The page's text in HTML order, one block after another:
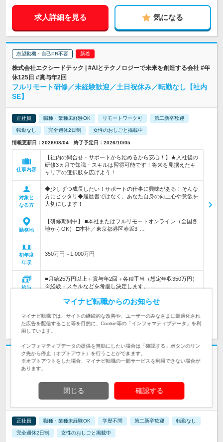
求人詳細を見る 気になる
志望動機・自己PR不要
株式会社エクシードテック | #AIとテクノロジーで未来を創造する会社 #年
休125日 #賞与年2回
フルリモート研修／未経験歓迎／土日祝休み／転勤なし【社内
SE】
正社員 職種・業種未経験OK リモートワーク可 第二新卒歓迎
転勤なし 完全週休2日制 女性のおしごと掲載中
情報更新日：2026/08/04 終了予定日：2026/10/05
仕事内容
【社内の問合せ・サポートから始めるから安心！】★入社後の
研修3ヵ月で知識・スキルは習得可能です！将来を見据えたキ
ャリアの選択肢を広げよう！
対象と
なる方
◆少しずつ成長したい！サポートの仕事に興味がある！そんな
方にピッタリ◆履歴書ではなく、あなた自身の向上心や意欲を
大切にします！
勤務地
【研修期間中】 ■本社またはフルリモートオンライン（全国各
地からOK） □本社／東京都港区赤坂3-…
初年度
年収
350万円～1,000万円
給与
■月給25万円以上＋賞与年2回＋各種手当（想定年収350万円）
※経験・スキルなどを考慮し決定します。 …
求人詳細を見る 気になる
志望動機・自己PR不要
株式会社オープンアップコンストラクション | 上場GROUP&ホワイト企業
業界大手の好環境で未経験から活躍【CADスタッフ】月収37万
正社員 職種・業種未経験OK 学歴不問 第二新卒歓迎 転勤なし
完全週休2日制 女性のおしごと掲載中
マイナビ転職からのお知らせ
マイナビ転職では、サイトの継続的な改善や、ユーザーのみなさまに最適化され
た広告を配信すること等を目的に、Cookie等の「インフォマティブデータ」を利
用しています。
インフォマティブデータの提供を無効にしたい場合は「確認する」ボタンのリン
ク先から停止（オプトアウト）を行うことができます。
※オプトアウトをした場合、マイナビ転職の一部サービスを利用できない場合が
あります。
閉じる 確認する